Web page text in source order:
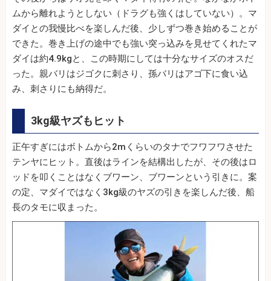
ムから離れようとしない（ドラグも強くはしていない）。マ
ダイとの我慢比べを楽しんだ後、少しずつ巻き始めることが
できた。巻き上げの途中でも強い突っ込みを見せてくれたマ
ダイは約4.9kgと、この時期にしては十分なサイズのオスだ
った。親バリはジゴクに刺さり、孫バリはアゴ下に食い込
み、刺さりにも納得だ。
3kg級ヤズもヒット
正午すぎにはボトムから2mくらいのタナでフワフワさせた
テンヤにヒット。直後はラインを結構出したが、その後はロ
ッドを叩くことはなくブワーン、ブワーンという引きに。案
の定、マダイではなく3kg級のヤズの引きを楽しんだ後、船
長のタモに収まった。